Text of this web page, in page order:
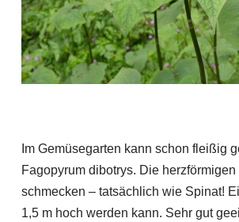
Im Gemüsegarten kann schon fleißig
Fagopyrum dibotrys. Die
schmecken – tatsächlich wie Spinat!
1,5 m hoch werden kann. Sehr gut